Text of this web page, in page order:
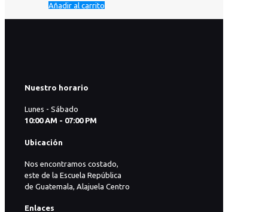
Añadir al carrito
Nuestro horario
Lunes - Sábado
10:00 AM - 07:00 PM
Ubicación
Nos encontramos costado,
este de la Escuela República
de Guatemala, Alajuela Centro
Enlaces